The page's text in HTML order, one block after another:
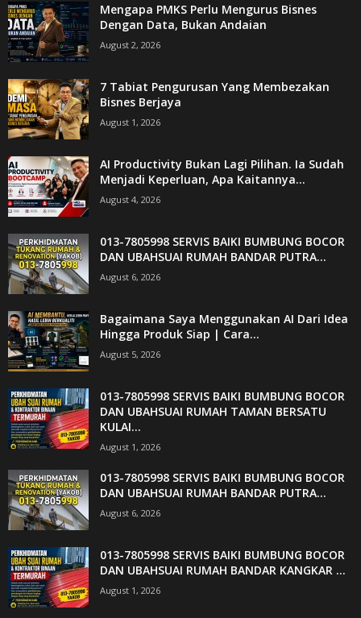
Mengapa PMKS Perlu Mengurus Bisnes
Dengan Data, Bukan Andaian
August 2, 2026
7 Tabiat Pengurusan Yang Membezakan
Bisnes Berjaya
August 1, 2026
AI Productivity Bukan Lagi Pilihan. Ia Sudah
Menjadi Keperluan, Apa Kaitannya...
August 4, 2026
013-7805998 SERVIS BAIKI BUMBUNG BOCOR
DAN UBAHSUAI RUMAH BANDAR PUTRA...
August 6, 2026
Bagaimana Saya Menggunakan AI Dari Idea
Hingga Produk Siap | Cara...
August 5, 2026
013-7805998 SERVIS BAIKI BUMBUNG BOCOR
DAN UBAHSUAI RUMAH TAMAN BERSATU
KULAI...
August 1, 2026
013-7805998 SERVIS BAIKI BUMBUNG BOCOR
DAN UBAHSUAI RUMAH BANDAR PUTRA...
August 6, 2026
013-7805998 SERVIS BAIKI BUMBUNG BOCOR
DAN UBAHSUAI RUMAH BANDAR KANGKAR ...
August 1, 2026